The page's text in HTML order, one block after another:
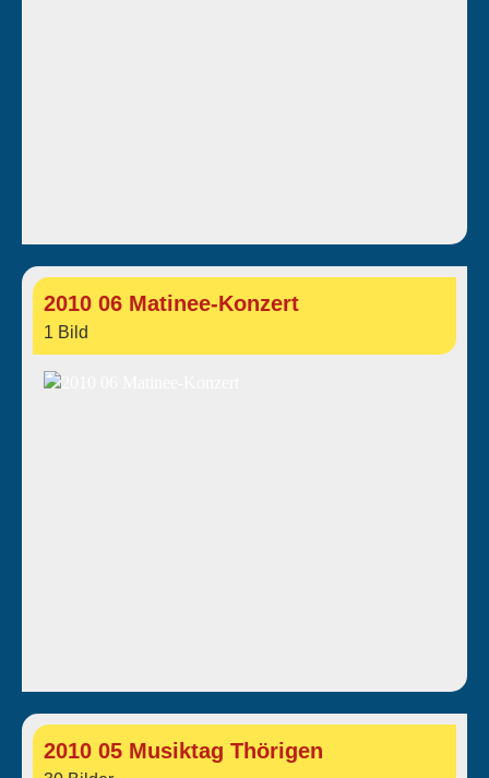
2010 06 Matinee-Konzert
1 Bild
2010 05 Musiktag Thörigen